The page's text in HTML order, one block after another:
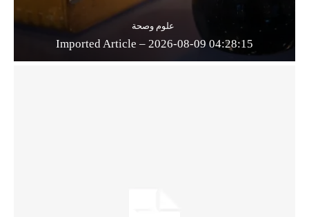
علوم وصحة
Imported Article – 2026-08-09 04:28:15